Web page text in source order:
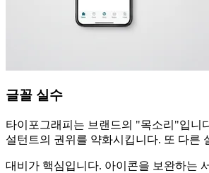
글꼴 실수
타이포그래피는 브랜드의 "목소리"입니
설턴트의 권위를 약화시킵니다. 또 다른
대비가 핵심입니다. 아이콘을 보완하는